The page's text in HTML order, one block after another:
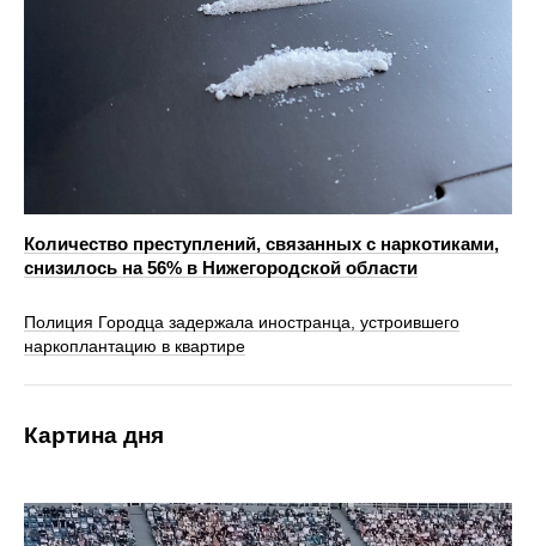
Количество преступлений, связанных с наркотиками,
снизилось на 56% в Нижегородской области
Полиция Городца задержала иностранца, устроившего
наркоплантацию в квартире
Картина дня